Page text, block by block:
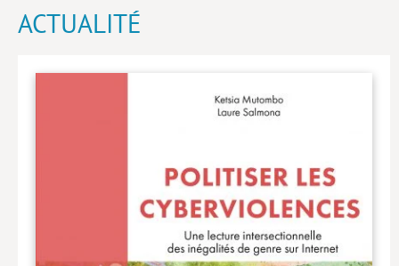
Géopolitique
Nature et environnement
Religions
Santé et médecine
ACTUALITÉ